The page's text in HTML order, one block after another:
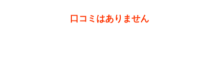
口コミはありません